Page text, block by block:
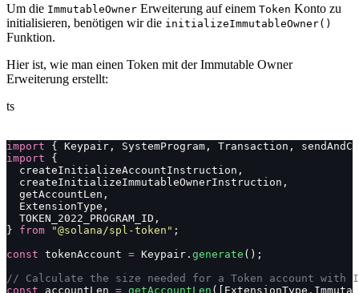
Um die ImmutableOwner Erweiterung auf einem Token Konto zu
initialisieren, benötigen wir die initializeImmutableOwner()
Funktion.
Hier ist, wie man einen Token mit der Immutable Owner
Erweiterung erstellt:
ts
import { Keypair, SystemProgram, Transaction,
import {
  createInitializeAccountInstruction,
  createInitializeImmutableOwnerInstruction,
  getAccountLen,
  ExtensionType,
  TOKEN_2022_PROGRAM_ID,
} from "@solana/spl-token " ;
const tokenAccount = Keypair. generate ();
// Calculate the size needed for a Token account with
const accountLen = getAccountLen